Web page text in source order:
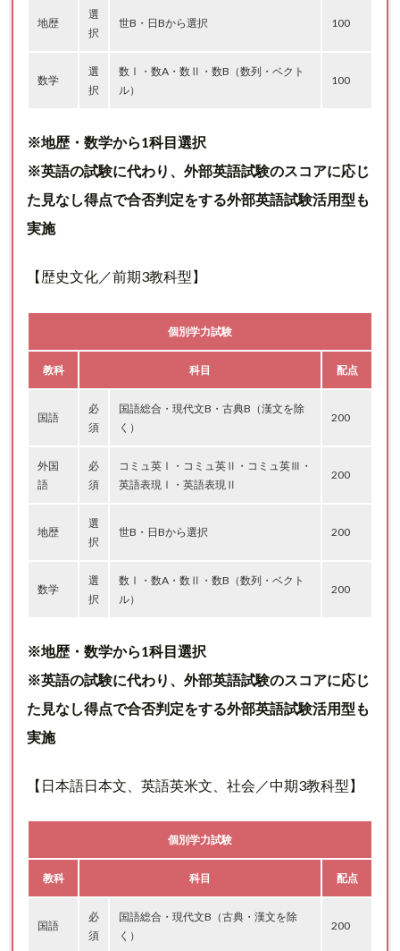
地歴
選
択
世B・日Bから選択 100
数学
選
択
数Ⅰ・数A・数Ⅱ・数B（数列・ベクト
ル）
100
※地歴・数学から1科目選択
※英語の試験に代わり、外部英語試験のスコアに応じ
た見なし得点で合否判定をする外部英語試験活用型も
実施
【歴史文化／前期3教科型】
個別学力試験
教科 科目 配点
国語
必
須
国語総合・現代文B・古典B（漢文を除
く）
200
外国
語
必
須
コミュ英Ⅰ・コミュ英Ⅱ・コミュ英Ⅲ・
英語表現Ⅰ・英語表現Ⅱ
200
地歴
選
択
世B・日Bから選択 200
数学
選
択
数Ⅰ・数A・数Ⅱ・数B（数列・ベクト
ル）
200
※地歴・数学から1科目選択
※英語の試験に代わり、外部英語試験のスコアに応じ
た見なし得点で合否判定をする外部英語試験活用型も
実施
【日本語日本文、英語英米文、社会／中期3教科型】
個別学力試験
教科 科目 配点
国語
必
須
国語総合・現代文B（古典・漢文を除
く）
200